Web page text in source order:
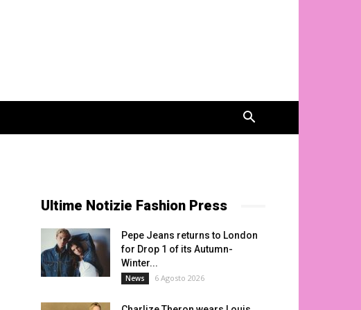
Ultime Notizie Fashion Press
Pepe Jeans returns to London
for Drop 1 of its Autumn-
Winter...
News 6 Agosto 2026